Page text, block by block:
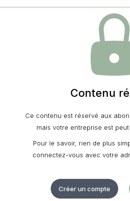
Contenu
Ce contenu est réservé aux
mais votre entreprise est
Pour le savoir, rien de plus
connectez-vous avec votre
Créer un compte